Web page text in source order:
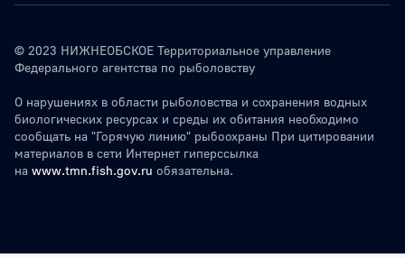
© 2023 НИЖНЕОБСКОЕ Территориальное управление
Федерального агентства по рыболовству
О нарушениях в области рыболовства и сохранения водных
биологических ресурсах и среды их обитания необходимо
сообщать на "Горячую линию" рыбоохраны При цитировании
материалов в сети Интернет гиперссылка
на www.tmn.fish.gov.ru обязательна.